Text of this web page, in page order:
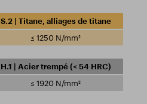
S.2 | Titane, alliages de titane
≤ 1250 N/mm²
H.1 | Acier trempé (< 54 HRC)
≤ 1920 N/mm²